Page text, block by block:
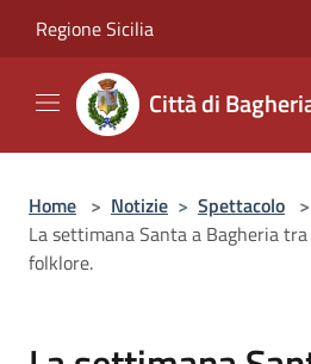
Regione Sicilia
Città di
Home > Notizie > Spettacolo >
La settimana Santa a Bagheria
folklore.